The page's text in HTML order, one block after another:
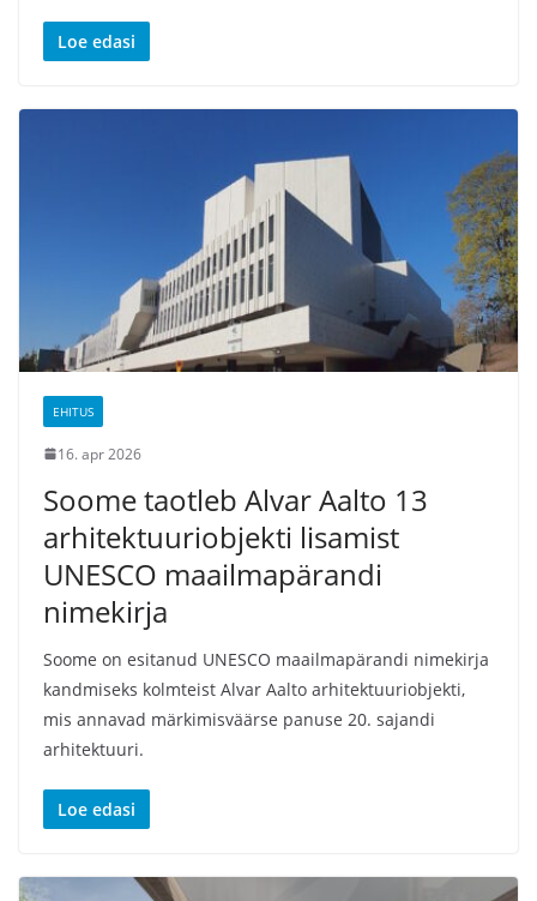
Loe edasi
EHITUS
16. apr 2026
Soome taotleb Alvar Aalto 13
arhitektuuriobjekti lisamist
UNESCO maailmapärandi
nimekirja
Soome on esitanud UNESCO maailmapärandi nimekirja
kandmiseks kolmteist Alvar Aalto arhitektuuriobjekti,
mis annavad märkimisväärse panuse 20. sajandi
arhitektuuri.
Loe edasi